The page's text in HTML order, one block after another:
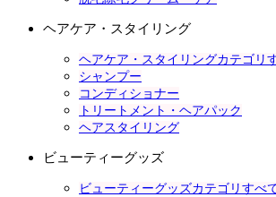
ヘアケア・スタイリング
ヘアケア・スタイリングカテゴリ
シャンプー
コンディショナー
トリートメント・ヘアパック
ヘアスタイリング
ビューティーグッズ
ビューティーグッズカテゴリすべ